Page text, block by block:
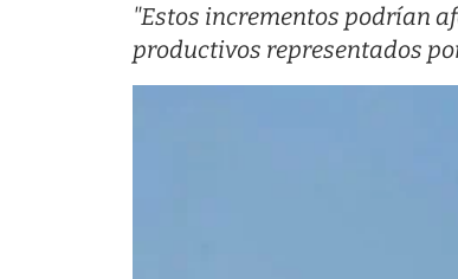
"Estos incrementos podrían
productivos representados